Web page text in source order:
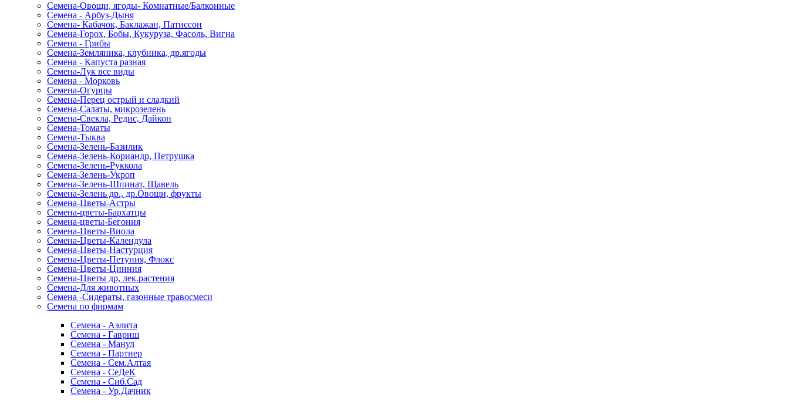
Семена-Овощи, ягоды- Комнатные/Балконные
Семена - Арбуз-Дыня
Семена- Кабачок, Баклажан, Патиссон
Семена-Горох, Бобы, Кукуруза, Фасоль, Вигна
Семена - Грибы
Семена-Земляника, клубника, др.ягоды
Семена - Капуста разная
Семена-Лук все виды
Семена - Морковь
Семена-Огурцы
Семена-Перец острый и сладкий
Семена-Салаты, микрозелень
Семена-Свекла, Редис, Дайкон
Семена-Томаты
Семена-Тыква
Семена-Зелень-Базилик
Семена-Зелень-Кориандр, Петрушка
Семена-Зелень-Руккола
Семена-Зелень-Укроп
Семена-Зелень-Шпинат, Щавель
Семена-Зелень др., др.Овощи, фрукты
Семена-Цветы-Астры
Семена-цветы-Бархатцы
Семена-цветы-Бегония
Семена-Цветы-Виола
Семена-Цветы-Календула
Семена-Цветы-Настурция
Семена-Цветы-Петуния, Флокс
Семена-Цветы-Цинния
Семена-Цветы др, лек.растения
Семена-Для животных
Семена -Сидераты, газонные травосмеси
Семена по фирмам
Семена - Аэлита
Семена - Гавриш
Семена - Манул
Семена - Партнер
Семена - Сем.Алтая
Семена - СеДеК
Семена - Сиб.Сад
Семена - Ур.Дачник